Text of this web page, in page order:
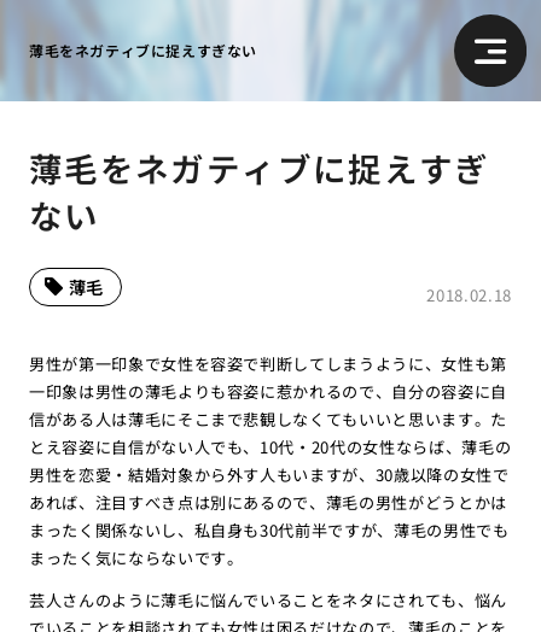
薄毛をネガティブに捉えすぎない
薄毛をネガティブに捉えすぎ
ない
2018.02.18
薄毛
男性が第一印象で女性を容姿で判断してしまうように、女性も第
一印象は男性の薄毛よりも容姿に惹かれるので、自分の容姿に自
信がある人は薄毛にそこまで悲観しなくてもいいと思います。た
とえ容姿に自信がない人でも、10代・20代の女性ならば、薄毛の
男性を恋愛・結婚対象から外す人もいますが、30歳以降の女性で
あれば、注目すべき点は別にあるので、薄毛の男性がどうとかは
まったく関係ないし、私自身も30代前半ですが、薄毛の男性でも
まったく気にならないです。
芸人さんのように薄毛に悩んでいることをネタにされても、悩ん